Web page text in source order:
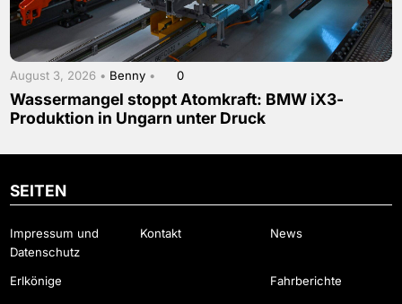
August 3, 2026 • Benny • 0
Wassermangel stoppt Atomkraft: BMW iX3-
Produktion in Ungarn unter Druck
SEITEN
Impressum und
Datenschutz
Kontakt News
Erlkönige Fahrberichte